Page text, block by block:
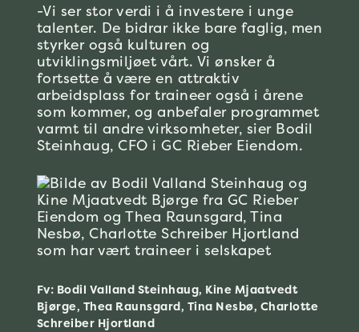
-Vi ser stor verdi i å investere i unge
talenter. De bidrar ikke bare faglig, men
styrkerogså kulturen og
utviklingsmiljøet vårt. Vi ønsker å
fortsette å være en attraktiv
arbeidsplass fortraineerogså i årene
som kommer, og anbefaler programmet
varmt til andre virksomheter, sier Bodil
Steinhaug,CFO i GC Rieber Eiendom.
Fv: Bodil Valland Steinhaug, Kine Mjaatvedt
Bjørge, Thea Raunsgard, Tina Nesbø, Charlotte
Schreiber Hjortland